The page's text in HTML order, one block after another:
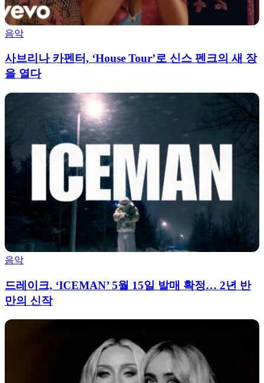
음악
사브리나 카펜터, ‘House Tour’로 신스 펜크의 새 장
을 열다
음악
드레이크, ‘ICEMAN’ 5월 15일 발매 확정… 2년 반
만의 신작